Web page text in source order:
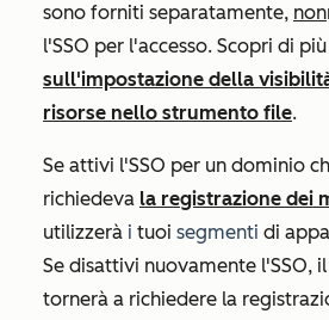
sono forniti separatamente, non
l'SSO per l'accesso. Scopri di più
sull'impostazione della
risorse nello strumento file.
Se attivi l'SSO per un dominio
richiedeva la registrazione dei
utilizzerà i tuoi segmenti di
Se disattivi nuovamente l'SSO,
tornerà a richiedere la